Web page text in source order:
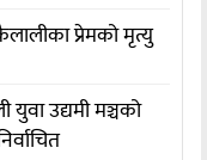
प्रेमको मृत्यु
युवा उद्यमी मञ्चको